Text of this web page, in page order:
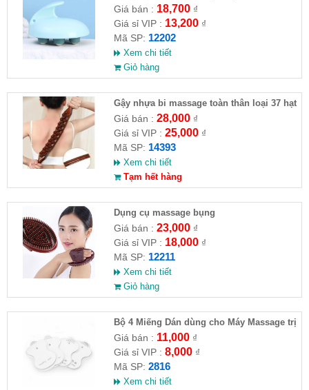
Giá bán : 18,700₫
Giá sỉ VIP : 13,200₫
Mã SP: 12202
Xem chi tiết
Giỏ hàng
Gậy nhựa bi massage toàn thân loại 37 hạt
Giá bán : 28,000₫
Giá sỉ VIP : 25,000₫
Mã SP: 14393
Xem chi tiết
Tạm hết hàng
Dụng cụ massage bụng
Giá bán : 23,000₫
Giá sỉ VIP : 18,000₫
Mã SP: 12211
Xem chi tiết
Giỏ hàng
Bộ 4 Miếng Dán dùng cho Máy Massage trị
liệu
Giá bán : 11,000₫
Giá sỉ VIP : 8,000₫
Mã SP: 2816
Xem chi tiết